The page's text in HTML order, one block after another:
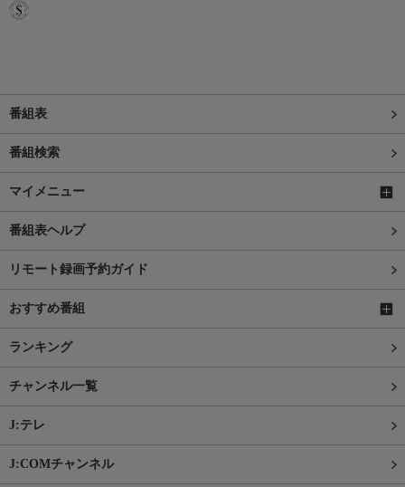
番組表
番組検索
マイメニュー
番組表ヘルプ
リモート録画予約ガイド
おすすめ番組
ランキング
チャンネル一覧
J:テレ
J:COMチャンネル